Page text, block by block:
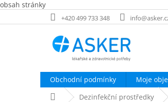
obsah stránky
na
+420 499 733 348
Obchodní podmínky Moje
Domů Dezinfekční prostředky